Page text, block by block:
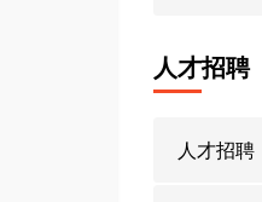
人才招聘
人才招聘